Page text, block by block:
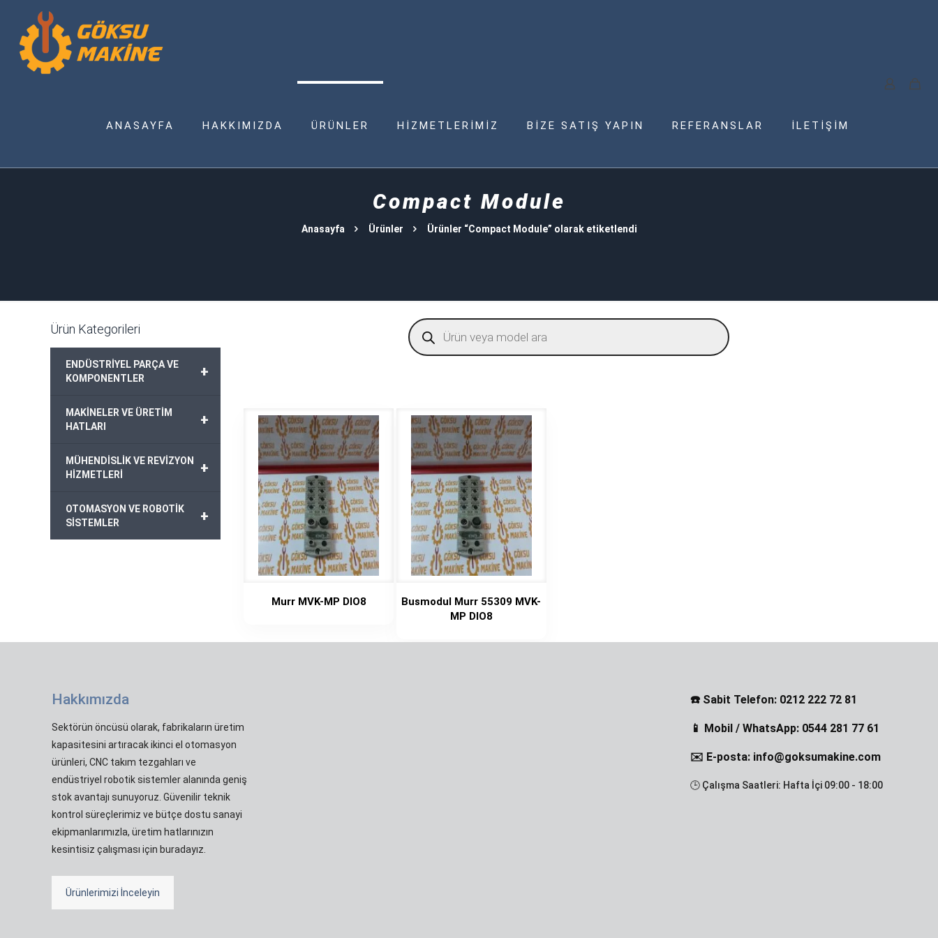
ANASAYFA HAKKIMIZDA ÜRÜNLER HİZMETLERİMİZ BİZE SATIŞ YAPIN REFERANSLAR İLETİŞİM
Compact Module
Anasayfa Ürünler Ürünler “Compact Module” olarak etiketlendi
Products
search
Murr MVK-MP DIO8
Busmodul Murr 55309 MVK-
MP DIO8
Ürün Kategorileri
+
ENDÜSTRİYEL PARÇA VE
KOMPONENTLER
+
MAKİNELER VE ÜRETİM
HATLARI
+
MÜHENDİSLİK VE REVİZYON
HİZMETLERİ
+
OTOMASYON VE ROBOTİK
SİSTEMLER
Hakkımızda
Sektörün öncüsü olarak, fabrikaların üretim
kapasitesini artıracak ikinci el otomasyon
ürünleri, CNC takım tezgahları ve
endüstriyel robotik sistemler alanında geniş
stok avantajı sunuyoruz. Güvenilir teknik
kontrol süreçlerimiz ve bütçe dostu sanayi
ekipmanlarımızla, üretim hatlarınızın
kesintisiz çalışması için buradayız.
Ürünlerimizi İnceleyin
☎️ Sabit Telefon: 0212 222 72 81
📱 Mobil / WhatsApp: 0544 281 77 61
✉️ E-posta: info@goksumakine.com
🕒 Çalışma Saatleri: Hafta İçi 09:00 - 18:00